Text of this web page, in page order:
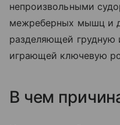
непроизвольными
межреберных мышц и
разделяющей
играющей ключевую
В чем